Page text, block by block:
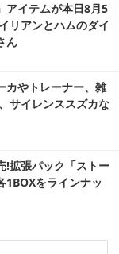
アイテムが本日8月5
リアンとハムのダイ
ん
カやトレーナー、雑
サイレンススズカな
!拡張パック「ストー
1BOXをラインナッ